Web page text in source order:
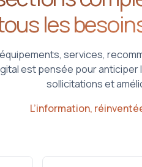
les
services,
est pensée pour
sollicitations et
L’information,